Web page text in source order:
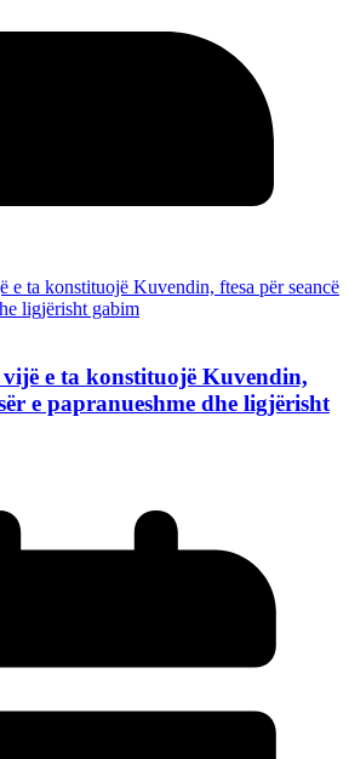
e ta konstituojë Kuvendin,
e papranueshme dhe ligjërisht